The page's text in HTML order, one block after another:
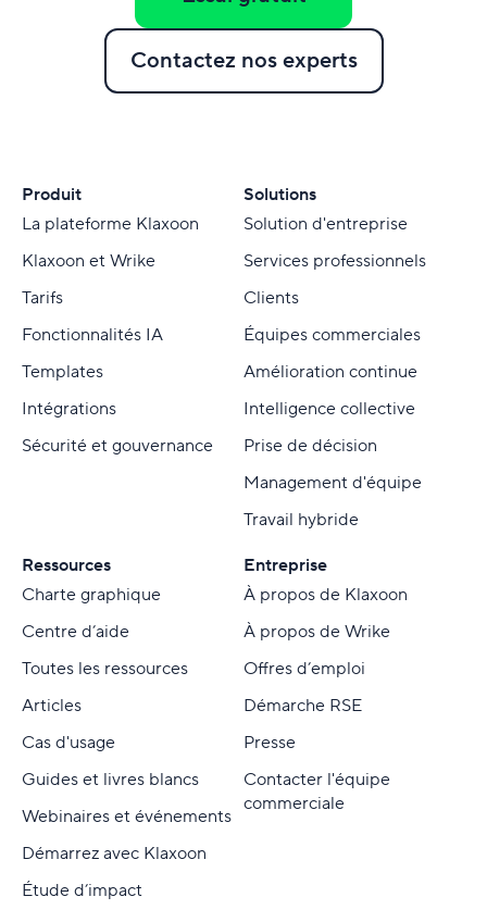
Contactez nos experts
Produit
La plateforme Klaxoon
Klaxoon et Wrike
Tarifs
Fonctionnalités IA
Templates
Intégrations
Sécurité et gouvernance
Solutions
Solution d'entreprise
Services professionnels
Clients
Équipes commerciales
Amélioration continue
Intelligence collective
Prise de décision
Management d'équipe
Travail hybride
Ressources
Charte graphique
Centre d’aide
Toutes les ressources
Articles
Cas d'usage
Guides et livres blancs
Webinaires et événements
Démarrez avec Klaxoon
Étude d’impact
Entreprise
À propos de Klaxoon
À propos de Wrike
Offres d’emploi
Démarche RSE
Presse
Contacter l'équipe
commerciale